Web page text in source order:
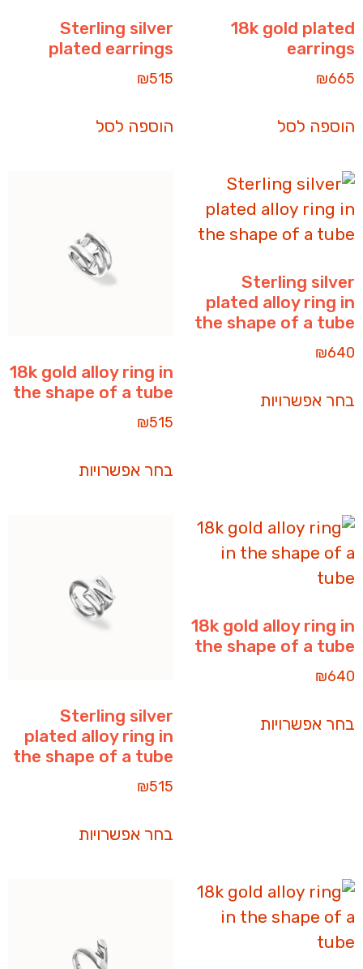
18k gold plated
earrings
₪665
הוספה לסל
Sterling silver
plated earrings
₪515
הוספה לסל
Sterling silver
plated alloy ring in
the shape of a tube
₪640
בחר אפשרויות
18k gold alloy ring in
the shape of a tube
₪515
בחר אפשרויות
18k gold alloy ring in
the shape of a tube
₪640
בחר אפשרויות
Sterling silver
plated alloy ring in
the shape of a tube
₪515
בחר אפשרויות